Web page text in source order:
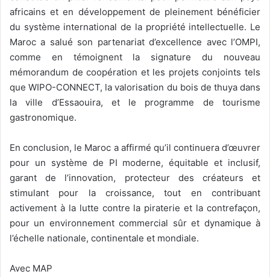
africains et en développement de pleinement bénéficier
du système international de la propriété intellectuelle. Le
Maroc a salué son partenariat d’excellence avec l’OMPI,
comme en témoignent la signature du nouveau
mémorandum de coopération et les projets conjoints tels
que WIPO-CONNECT, la valorisation du bois de thuya dans
la ville d’Essaouira, et le programme de tourisme
gastronomique.
En conclusion, le Maroc a affirmé qu’il continuera d’œuvrer
pour un système de PI moderne, équitable et inclusif,
garant de l’innovation, protecteur des créateurs et
stimulant pour la croissance, tout en contribuant
activement à la lutte contre la piraterie et la contrefaçon,
pour un environnement commercial sûr et dynamique à
l’échelle nationale, continentale et mondiale.
Avec MAP